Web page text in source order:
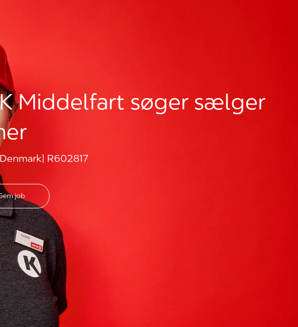
Middelfart søger sælger
R602817
job